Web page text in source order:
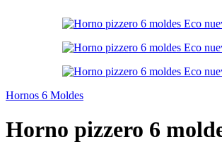
Hornos 6 Moldes
Horno pizzero 6